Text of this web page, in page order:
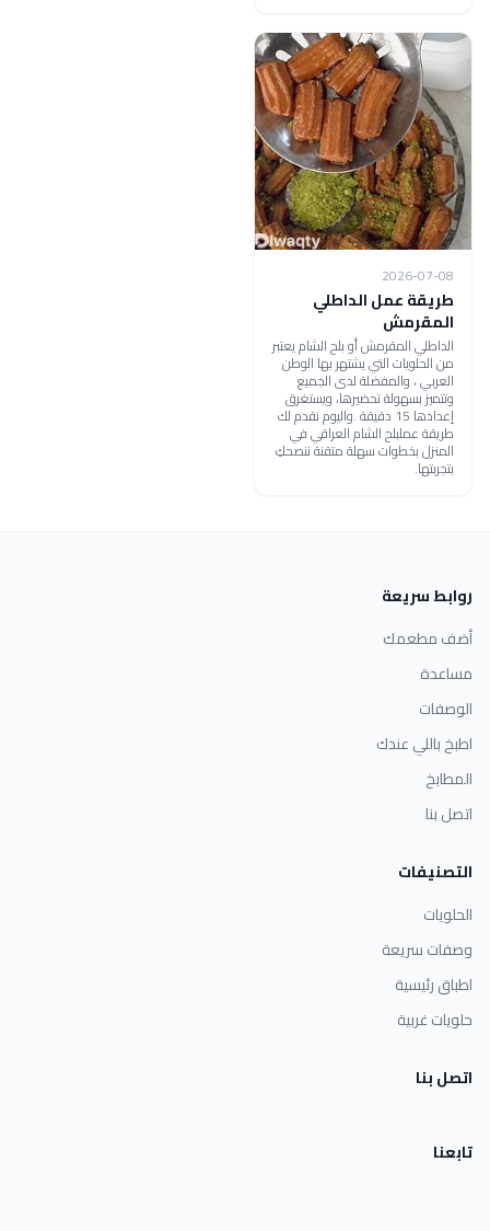
2026-07-08
طريقة عمل الداطلي
المقرمش
الداطلي المقرمش أو بلح الشام يعتبر
من الحلويات التي يشتهر بها الوطن
العربي ، والمفضلة لدى الجميع
وتتميز بسهولة تحضيرها، ويستغرق
إعدادها 15 دقيقة .واليوم نقدم لك
طريقة عملبلح الشام العراقي في
المنزل بخطوات سهلة متقنة ننصحكِ
بتجربتها.
روابط سريعة
أضف مطعمك
مساعدة
الوصفات
اطبخ باللي عندك
المطابخ
اتصل بنا
التصنيفات
الحلويات
وصفات سريعة
اطباق رئيسية
حلويات غربية
اتصل بنا
تابعنا